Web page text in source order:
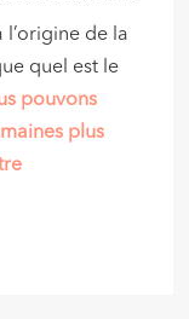
l’origine de la
quel est le
pouvons
plus